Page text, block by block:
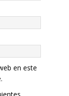
en este